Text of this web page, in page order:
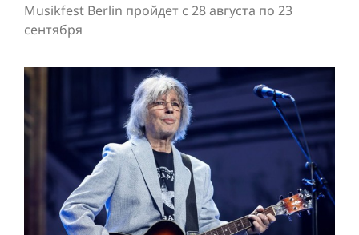
Musikfest Berlin пройдет с 28 августа по 23
сентября